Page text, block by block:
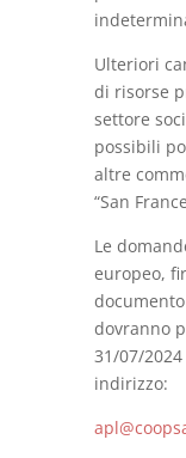
Ulteriori
di risorse
settore
possibili
altre
“San
Le
europeo,
dovranno
31/07/
indirizzo: